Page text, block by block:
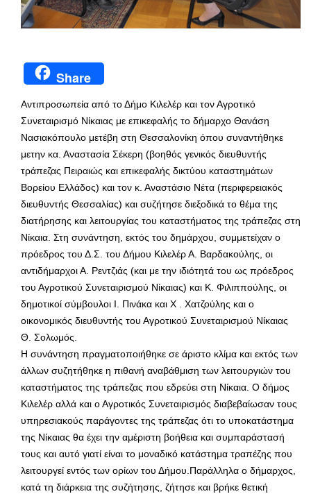
Share
Αντιπροσωπεία από το Δήμο Κιλελέρ και τον Αγροτικό
Συνεταιρισμό Νίκαιας με επικεφαλής το δήμαρχο Θανάση
Νασιακόπουλο μετέβη στη Θεσσαλονίκη όπου συναντήθηκε
μετην κα. Αναστασία Σέκερη (βοηθός γενικός διευθυντής
τράπεζας Πειραιώς και επικεφαλής δικτύου καταστημάτων
Βορείου Ελλάδος) και τον κ. Αναστάσιο Νέτα (περιφερειακός
διευθυντής Θεσσαλίας) και συζήτησε διεξοδικά το θέμα της
διατήρησης και λειτουργίας του καταστήματος της τράπεζας στη
Νίκαια. Στη συνάντηση, εκτός του δημάρχου, συμμετείχαν ο
πρόεδρος του Δ.Σ. του Δήμου Κιλελέρ Α. Βαρδακούλης, οι
αντιδήμαρχοι Α. Ρεντζιάς (και με την ιδιότητά του ως πρόεδρος
του Αγροτικού Συνεταιρισμού Νίκαιας) και Κ. Φιλιππούλης, οι
δημοτικοί σύμβουλοι Ι. Πινάκα και Χ . Χατζούλης και ο
οικονομικός διευθυντής του Αγροτικού Συνεταιρισμού Νίκαιας
Θ. Σολωμός.
Η συνάντηση πραγματοποιήθηκε σε άριστο κλίμα και εκτός των
άλλων συζητήθηκε η πιθανή αναβάθμιση των λειτουργιών του
καταστήματος της τράπεζας που εδρεύει στη Νίκαια. Ο δήμος
Κιλελέρ αλλά και ο Αγροτικός Συνεταιρισμός διαβεβαίωσαν τους
υπηρεσιακούς παράγοντες της τράπεζας ότι το υποκατάστημα
της Νίκαιας θα έχει την αμέριστη βοήθεια και συμπαράστασή
τους και αυτό γιατί είναι το μοναδικό κατάστημα τραπέζης που
λειτουργεί εντός των ορίων του Δήμου.Παράλληλα ο δήμαρχος,
κατά τη διάρκεια της συζήτησης, ζήτησε και βρήκε θετική